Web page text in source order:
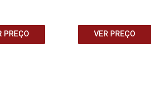
PREÇO VER PREÇO